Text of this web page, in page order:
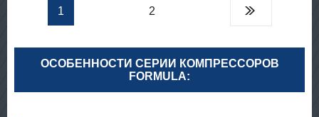
1 2
ОСОБЕННОСТИ СЕРИИ КОМПРЕССОРОВ
FORMULA: